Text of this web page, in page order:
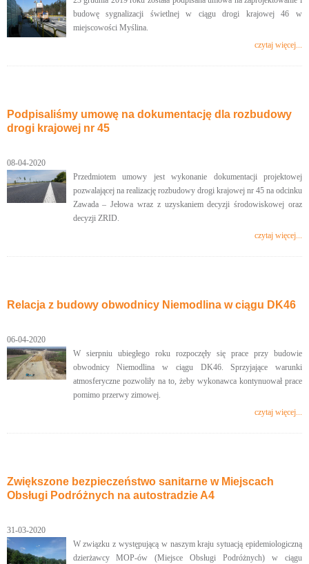
budowę sygnalizacji świetlnej w ciągu drogi krajowej 46 w
miejscowości Myślina.
czytaj więcej...
Podpisaliśmy umowę na dokumentację dla rozbudowy
drogi krajowej nr 45
08-04-2020
Przedmiotem umowy jest wykonanie dokumentacji projektowej
pozwalającej na realizację rozbudowy drogi krajowej nr 45 na odcinku
Zawada – Jełowa wraz z uzyskaniem decyzji środowiskowej oraz
decyzji ZRID.
czytaj więcej...
Relacja z budowy obwodnicy Niemodlina w ciągu DK46
06-04-2020
W sierpniu ubiegłego roku rozpoczęły się prace przy budowie
obwodnicy Niemodlina w ciągu DK46. Sprzyjające warunki
atmosferyczne pozwoliły na to, żeby wykonawca kontynuował prace
pomimo przerwy zimowej.
czytaj więcej...
Zwiększone bezpieczeństwo sanitarne w Miejscach
Obsługi Podróżnych na autostradzie A4
31-03-2020
W związku z występującą w naszym kraju sytuacją epidemiologiczną
dzierżawcy MOP-ów (Miejsce Obsługi Podróżnych) w ciągu